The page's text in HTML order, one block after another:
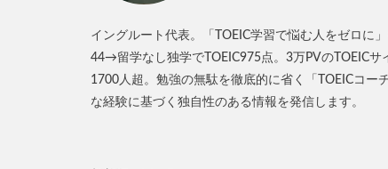
イングルート代表。「TOEIC学習で悩む人をゼロ
44→留学なし独学でTOEIC975点。3万PVのTOEICサ
1700人超。勉強の無駄を徹底的に省く「TOEICコ
な経験に基づく独自性のある情報を発信します。